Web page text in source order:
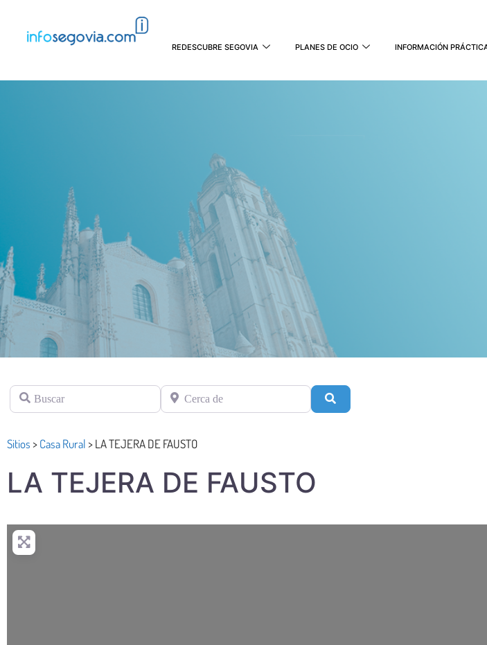
REDESCUBRE SEGOVIA PLANES DE OCIO INFORMACIÓN
Buscar Cerca de
Sitios >Casa Rural >LA TEJERA DE FAUSTO
LA TEJERA DE FAUSTO